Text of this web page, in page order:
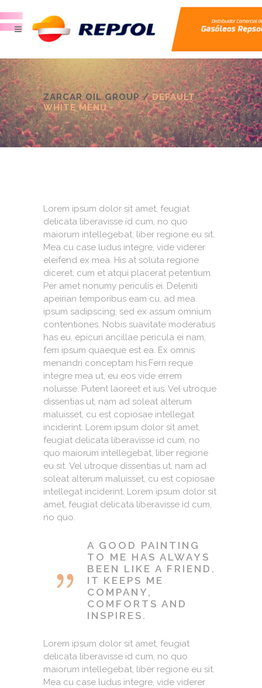
ZARCAR OIL GROUP/DEFAULT
WHITE MENU
Lorem ipsum dolor sit amet, feugiat
delicata liberavisse id cum, no quo
maiorum intellegebat, liber regione eu sit.
Mea cu case ludus integre, vide viderer
eleifend ex mea. His at soluta regione
diceret, cum et atqui placerat petentium.
Per amet nonumy periculis ei. Deleniti
apeirian temporibus eam cu, ad mea
ipsum sadipscing, sed ex assum omnium
contentiones. Nobis suavitate moderatius
has eu, epicuri ancillae pericula ei nam,
ferri ipsum quaeque est ea. Ex omnis
menandri conceptam his.Ferri reque
integre mea ut, eu eos vide errem
noluisse. Putent laoreet et ius. Vel utroque
dissentias ut, nam ad soleat alterum
maluisset, cu est copiosae intellegat
inciderint. Lorem ipsum dolor sit amet,
feugiat delicata liberavisse id cum, no
quo maiorum intellegebat, liber regione
eu sit. Vel utroque dissentias ut, nam ad
soleat alterum maluisset, cu est copiosae
intellegat inciderint. Lorem ipsum dolor sit
amet, feugiat delicata liberavisse id cum,
no quo.
A GOOD PAINTING
TO ME HAS ALWAYS
BEEN LIKE A FRIEND.
IT KEEPS ME
COMPANY,
COMFORTS AND
INSPIRES.
Lorem ipsum dolor sit amet, feugiat
delicata liberavisse id cum, no quo
maiorum intellegebat, liber regione eu sit.
Mea cu case ludus integre, vide viderer